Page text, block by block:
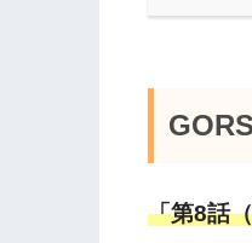
「第8話